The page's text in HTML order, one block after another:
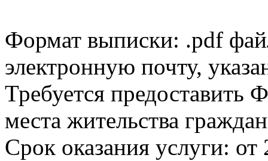
Формат выписки: .pdf
электронную почту,
Требуется
места жительства
Срок оказания услуги: от